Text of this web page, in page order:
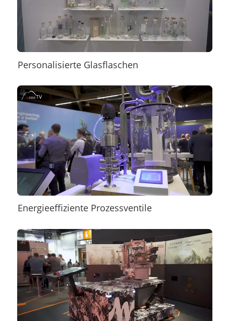
Personalisierte Glasflaschen
Energieeffiziente Prozessventile